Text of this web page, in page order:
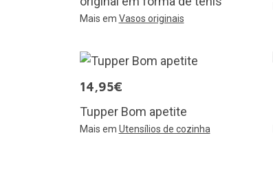
Mais em Vasos originais
14,95€
Tupper Bom apetite
Mais em Utensílios de cozinha